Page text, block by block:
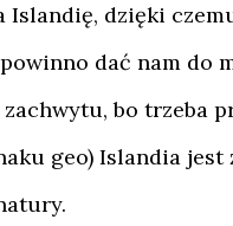
dzięki
dać nam do
bo trzeba
geo) Islandia jest